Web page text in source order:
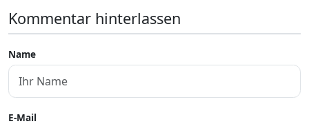
Kommentar hinterlassen
Name
E-Mail